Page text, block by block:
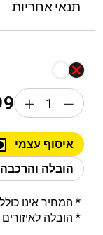
תנאי אחריות
איסוף עצמי
הובלה והרכבה
* המחיר אינו
* הובלה